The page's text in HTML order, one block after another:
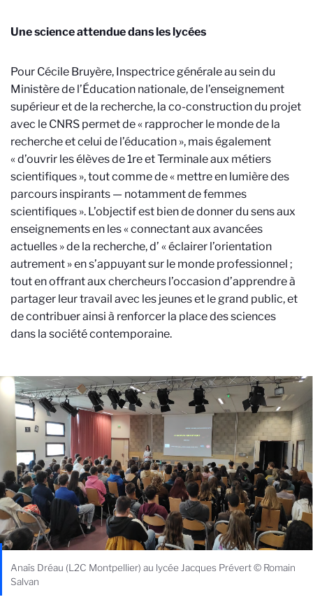
Une science attendue dans les lycées
Pour Cécile Bruyère, Inspectrice générale au sein du
Ministère de l’Éducation nationale, de l’enseignement
supérieur et de la recherche, la co-construction du projet
avec le CNRS permet de « rapprocher le monde de la
recherche et celui de l’éducation », mais également
« d’ouvrir les élèves de 1re et Terminale aux métiers
scientifiques », tout comme de « mettre en lumière des
parcours inspirants — notamment de femmes
scientifiques ». L’objectif est bien de donner du sens aux
enseignements en les « connectant aux avancées
actuelles » de la recherche, d’ « éclairer l’orientation
autrement » en s’appuyant sur le monde professionnel ;
tout en offrant aux chercheurs l’occasion d’apprendre à
partager leur travail avec les jeunes et le grand public, et
de contribuer ainsi à renforcer la place des sciences
dans la société contemporaine.
Anaïs Dréau (L2C Montpellier) au lycée Jacques Prévert © Romain
Salvan